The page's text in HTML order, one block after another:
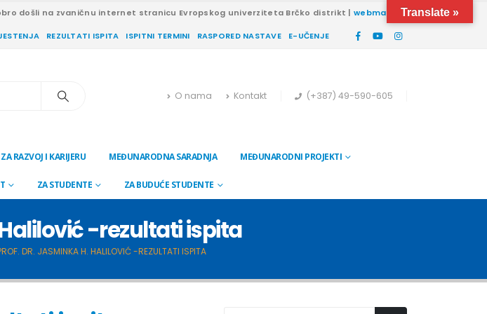
došli na zvaničnu internet stranicu Evropskog univerziteta Brčko distrikt |webmail
REZULTATI ISPITA ISPITNI TERMINI RASPORED NASTAVE E-UČENJE
O nama Kontakt (+387) 49-590-605
RAZVOJ I KARIJERU MEĐUNARODNA SARADNJA MEĐUNARODNI PROJEKTI
ZA STUDENTE ZA BUDUĆE STUDENTE
-rezultati ispita
DR. JASMINKA H. HALILOVIĆ -REZULTATI ISPITA
Translate »